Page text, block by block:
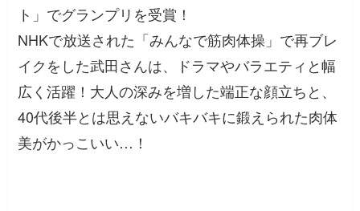
ト」でグランプリを受賞！
NHKで放送された「みんなで筋肉体操」で再ブレ
イクをした武田さんは、ドラマやバラエティと幅
広く活躍！大人の深みを増した端正な顔立ちと、
40代後半とは思えないバキバキに鍛えられた肉体
美がかっこいい…！